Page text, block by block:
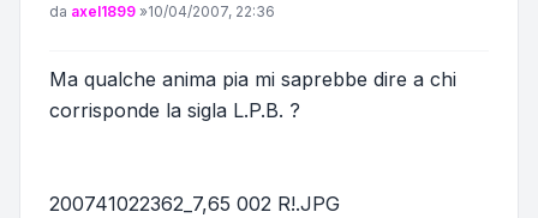
Messaggio
da axel1899 »10/04/2007, 22:36
Ma qualche anima pia mi saprebbe dire a chi
corrisponde la sigla L.P.B. ?
200741022362_7,65 002 R!.JPG